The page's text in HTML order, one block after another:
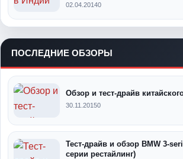
02.04.20140
ПОСЛЕДНИЕ ОБЗОРЫ
Обзор и тест-драйв
30.11.20150
Тест-драйв и обзор BMW 3-
серии рестайлинг)